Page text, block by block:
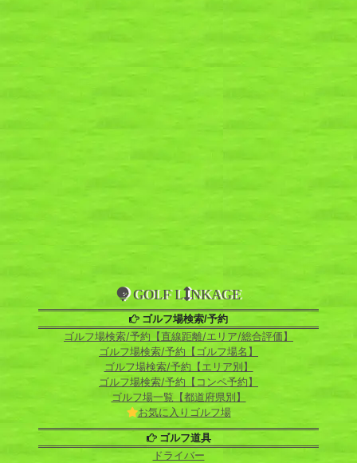
GOLF L NKAGE
ゴルフ場検索/予約
ゴルフ場検索/予約【直線距離/エリア/総合評価】
ゴルフ場検索/予約【ゴルフ場名】
ゴルフ場検索/予約【エリア別】
ゴルフ場検索/予約【コンペ予約】
ゴルフ場一覧【都道府県別】
お気に入りゴルフ場
ゴルフ道具
ドライバー